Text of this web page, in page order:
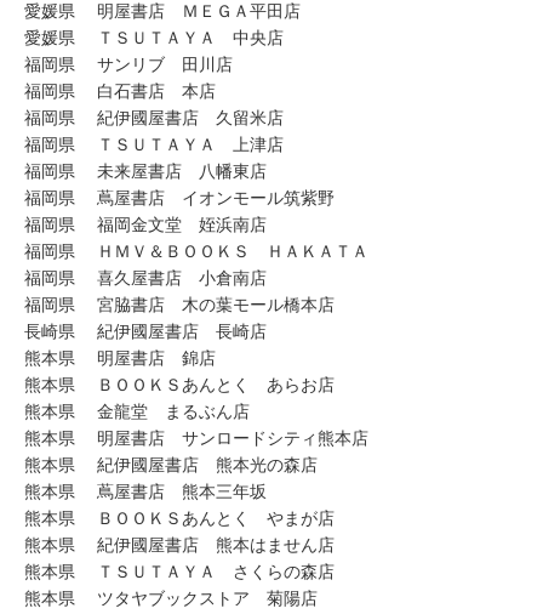
愛媛県 明屋書店 ＭＥＧＡ平田店
愛媛県 ＴＳＵＴＡＹＡ 中央店
福岡県 サンリブ 田川店
福岡県 白石書店 本店
福岡県 紀伊國屋書店 久留米店
福岡県 ＴＳＵＴＡＹＡ 上津店
福岡県 未来屋書店 八幡東店
福岡県 蔦屋書店 イオンモール筑紫野
福岡県 福岡金文堂 姪浜南店
福岡県 ＨＭＶ＆ＢＯＯＫＳ ＨＡＫＡＴＡ
福岡県 喜久屋書店 小倉南店
福岡県 宮脇書店 木の葉モール橋本店
長崎県 紀伊國屋書店 長崎店
熊本県 明屋書店 錦店
熊本県 ＢＯＯＫＳあんとく あらお店
熊本県 金龍堂 まるぶん店
熊本県 明屋書店 サンロードシティ熊本店
熊本県 紀伊國屋書店 熊本光の森店
熊本県 蔦屋書店 熊本三年坂
熊本県 ＢＯＯＫＳあんとく やまが店
熊本県 紀伊國屋書店 熊本はません店
熊本県 ＴＳＵＴＡＹＡ さくらの森店
熊本県 ツタヤブックストア 菊陽店